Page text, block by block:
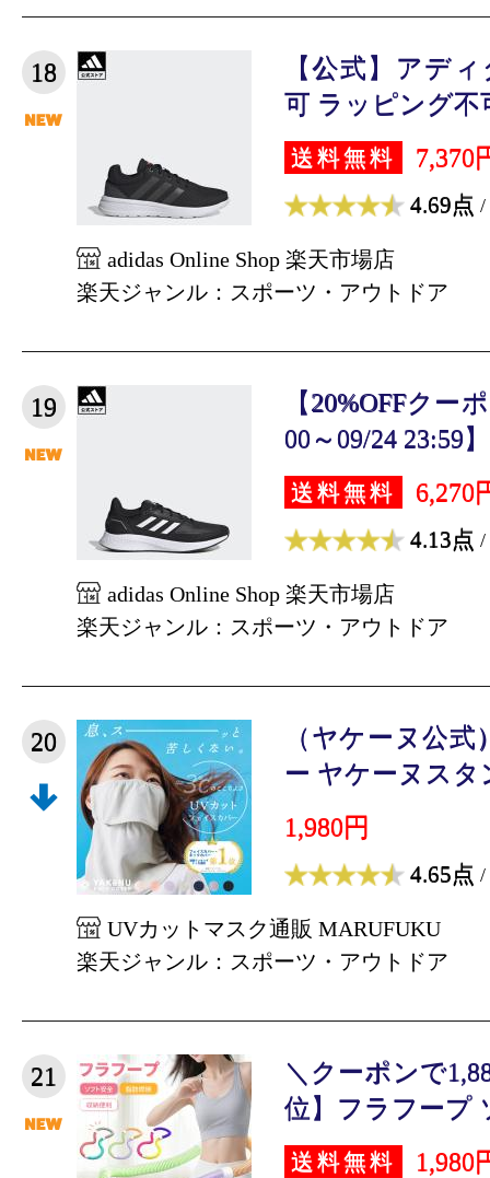
18
【公式】アデ
可 ラッピング不
送料無料 7,370
4.69点 /
adidas Online Shop 楽天市場店
楽天ジャンル：スポーツ・アウトドア
19
【20%OFFクー
00～09/24 23:59
送料無料 6,270
4.13点 /
adidas Online Shop 楽天市場店
楽天ジャンル：スポーツ・アウトドア
20
（ヤケーヌ公
ー ヤケーヌスタ
1,980円
4.65点 /
UVカットマスク通販 MARUFUKU
楽天ジャンル：スポーツ・アウトドア
21
＼クーポンで
位】フラフープ
送料無料 1,980